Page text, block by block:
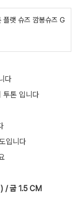
플랫 슈즈 깜봉슈즈 G
다
투톤 입니다
입니다
/ 굽 1.5 CM